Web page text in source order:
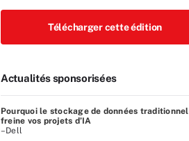
Télécharger cette édition
Actualités sponsorisées
Pourquoi le stockage de données traditionnel
freine vos projets d’IA
–Dell